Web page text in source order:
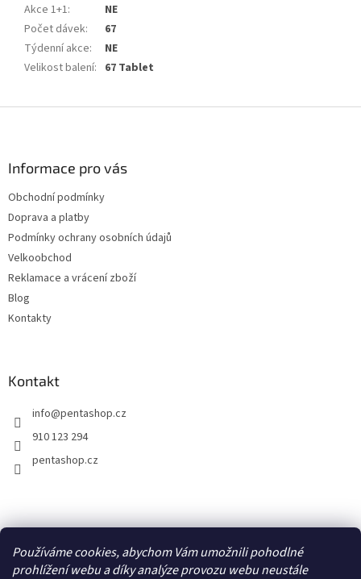
Používáme cookies, abychom Vám umožnili pohodlné
prohlížení webu a díky analýze provozu webu neustále
Akce 1+1:
NE
Počet dávek:
67
Týdenní akce:
NE
Velikost balení: 67 Tablet
Informace pro vás
Obchodní podmínky
Doprava a platby
Podmínky ochrany osobních údajů
Velkoobchod
Reklamace a vrácení zboží
Blog
Kontakty
Kontakt
info@pentashop.cz
910 123 294
pentashop.cz